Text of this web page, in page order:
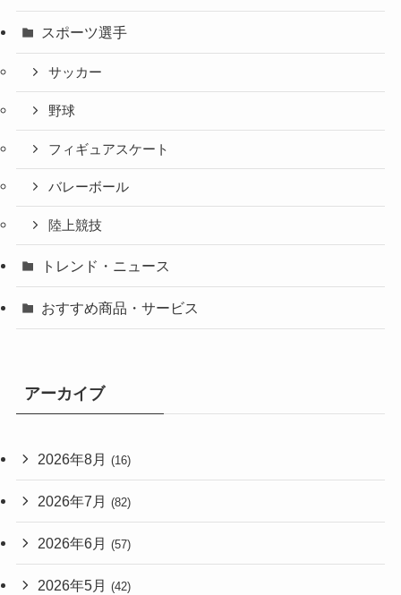
スポーツ選手
サッカー
野球
フィギュアスケート
バレーボール
陸上競技
トレンド・ニュース
おすすめ商品・サービス
アーカイブ
2026年8月 (16)
2026年7月 (82)
2026年6月 (57)
2026年5月 (42)